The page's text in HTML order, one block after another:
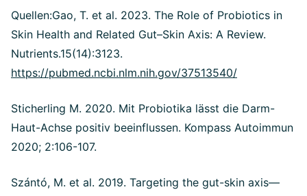
Quellen:Gao, T. et al. 2023. The Role of Probiotics in
Skin Health and Related Gut–Skin Axis: A Review.
Nutrients.15(14):3123.
https://pubmed.ncbi.nlm.nih.gov/37513540/
Sticherling M. 2020. Mit Probiotika lässt die Darm-
Haut-Achse positiv beeinflussen. Kompass Autoimmun
2020; 2:106-107.
Szántó, M. et al. 2019. Targeting the gut-skin axis—